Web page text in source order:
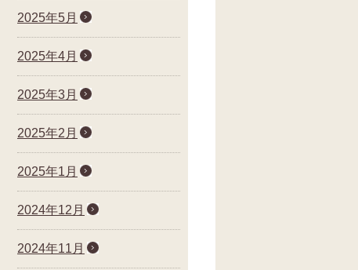
2025年5月
2025年4月
2025年3月
2025年2月
2025年1月
2024年12月
2024年11月